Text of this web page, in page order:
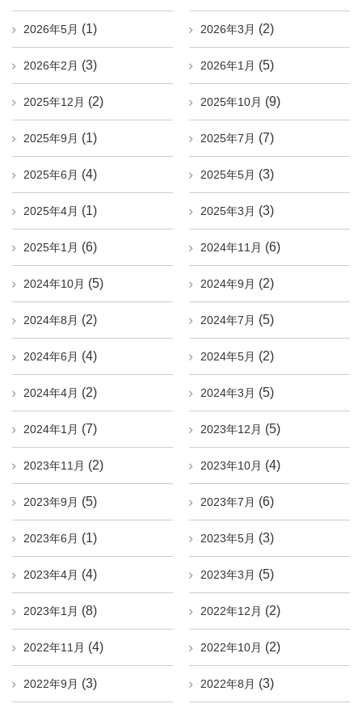
2026年5月 (1) 2026年3月 (2)
2026年2月 (3) 2026年1月 (5)
2025年12月 (2) 2025年10月 (9)
2025年9月 (1) 2025年7月 (7)
2025年6月 (4) 2025年5月 (3)
2025年4月 (1) 2025年3月 (3)
2025年1月 (6) 2024年11月 (6)
2024年10月 (5) 2024年9月 (2)
2024年8月 (2) 2024年7月 (5)
2024年6月 (4) 2024年5月 (2)
2024年4月 (2) 2024年3月 (5)
2024年1月 (7) 2023年12月 (5)
2023年11月 (2) 2023年10月 (4)
2023年9月 (5) 2023年7月 (6)
2023年6月 (1) 2023年5月 (3)
2023年4月 (4) 2023年3月 (5)
2023年1月 (8) 2022年12月 (2)
2022年11月 (4) 2022年10月 (2)
2022年9月 (3) 2022年8月 (3)